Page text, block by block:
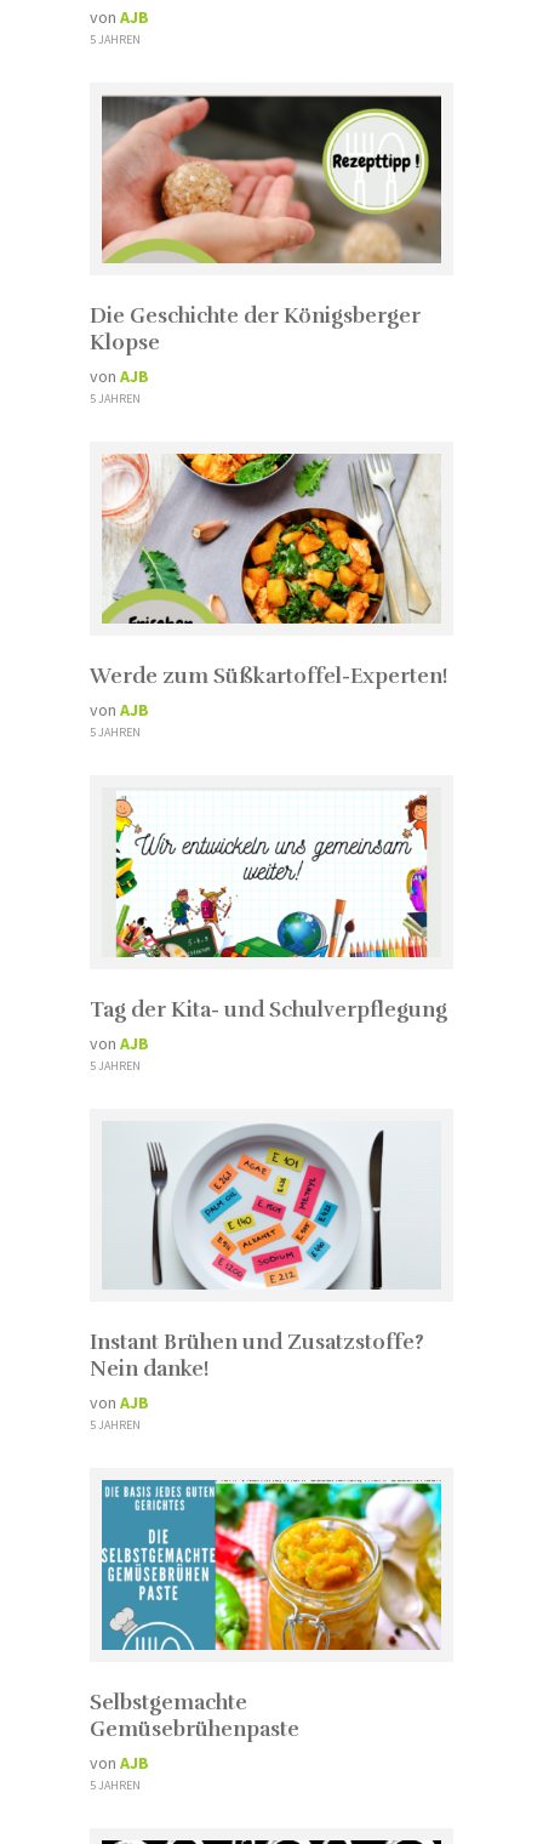
von AJB
5 JAHREN
Die Geschichte der Königsberger
Klopse
von AJB
5 JAHREN
Werde zum Süßkartoffel-Experten!
von AJB
5 JAHREN
Tag der Kita- und Schulverpflegung
von AJB
5 JAHREN
Instant Brühen und Zusatzstoffe?
Nein danke!
von AJB
5 JAHREN
Selbstgemachte
Gemüsebrühenpaste
von AJB
5 JAHREN